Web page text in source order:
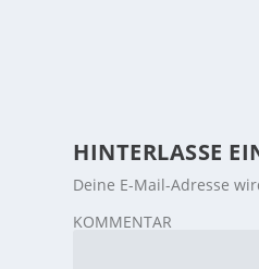
HINTERLASSE
Deine E-Mail-Adresse
KOMMENTAR